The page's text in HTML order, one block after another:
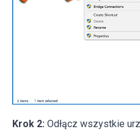
Krok 2: Odłącz wszystkie